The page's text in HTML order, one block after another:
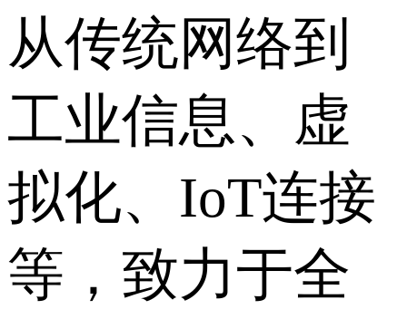
从传统网络到
工业信息、虚
拟化、IoT连接
等，致力于全